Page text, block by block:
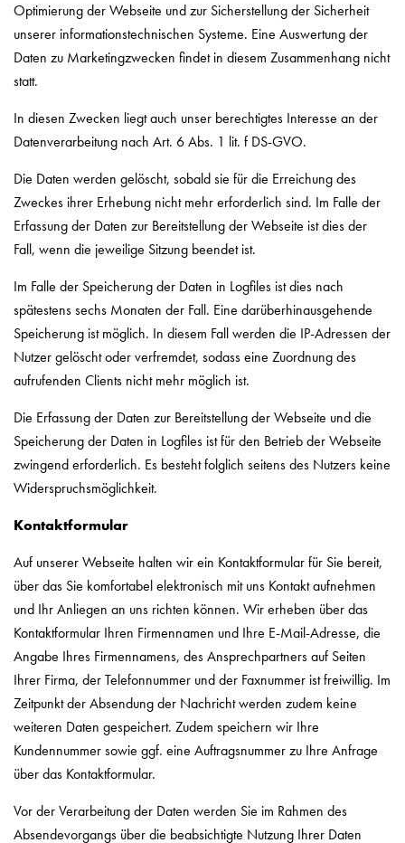
Optimierung der Webseite und zur Sicherstellung der Sicherheit
unserer informationstechnischen Systeme. Eine Auswertung der
Daten zu Marketingzwecken findet in diesem Zusammenhang nicht
statt.
In diesen Zwecken liegt auch unser berechtigtes Interesse an der
Datenverarbeitung nach Art. 6 Abs. 1 lit. f DS-GVO.
Die Daten werden gelöscht, sobald sie für die Erreichung des
Zweckes ihrer Erhebung nicht mehr erforderlich sind. Im Falle der
Erfassung der Daten zur Bereitstellung der Webseite ist dies der
Fall, wenn die jeweilige Sitzung beendet ist.
Im Falle der Speicherung der Daten in Logfiles ist dies nach
spätestens sechs Monaten der Fall. Eine darüberhinausgehende
Speicherung ist möglich. In diesem Fall werden die IP-Adressen der
Nutzer gelöscht oder verfremdet, sodass eine Zuordnung des
aufrufenden Clients nicht mehr möglich ist.
Die Erfassung der Daten zur Bereitstellung der Webseite und die
Speicherung der Daten in Logfiles ist für den Betrieb der Webseite
zwingend erforderlich. Es besteht folglich seitens des Nutzers keine
Widerspruchsmöglichkeit.
Kontaktformular
Auf unserer Webseite halten wir ein Kontaktformular für Sie bereit,
über das Sie komfortabel elektronisch mit uns Kontakt aufnehmen
und Ihr Anliegen an uns richten können. Wir erheben über das
Kontaktformular Ihren Firmennamen und Ihre E-Mail-Adresse, die
Angabe Ihres Firmennamens, des Ansprechpartners auf Seiten
Ihrer Firma, der Telefonnummer und der Faxnummer ist freiwillig. Im
Zeitpunkt der Absendung der Nachricht werden zudem keine
weiteren Daten gespeichert. Zudem speichern wir Ihre
Kundennummer sowie ggf. eine Auftragsnummer zu Ihre Anfrage
über das Kontaktformular.
Vor der Verarbeitung der Daten werden Sie im Rahmen des
Absendevorgangs über die beabsichtigte Nutzung Ihrer Daten